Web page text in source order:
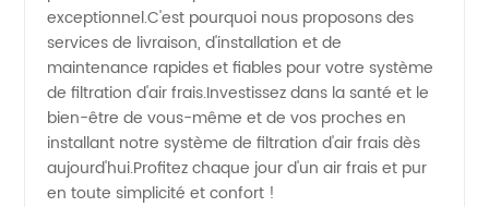
de
Chine
exceptionnel.C'est pourquoi nous proposons des
services de livraison, d'installation et de
maintenance rapides et fiables pour votre système
de filtration d'air frais.Investissez dans la santé et le
bien-être de vous-même et de vos proches en
installant notre système de filtration d'air frais dès
aujourd'hui.Profitez chaque jour d'un air frais et pur
en toute simplicité et confort !